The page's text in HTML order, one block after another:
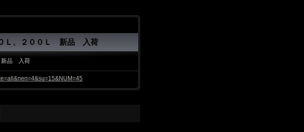
Ｌ、２００Ｌ 新品 入荷
新品 入荷